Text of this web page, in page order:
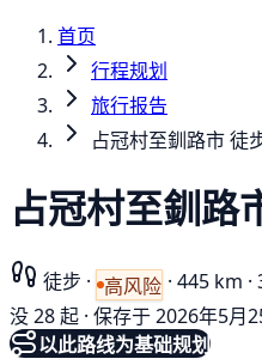
首页
行程规划
旅行报告
占冠村至釧路市 徒
占冠村至釧路
徒步 · 高风险 · 445 km ·
没 28 起 · 保存于 2026年5月
以此路线为基础规划